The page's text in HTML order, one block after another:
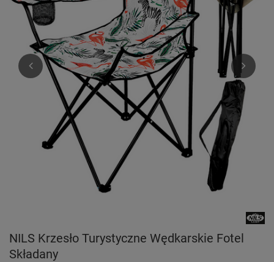
NILS Krzesło Turystyczne Wędkarskie Fotel
Składany